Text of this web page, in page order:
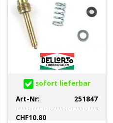
sofort lieferbar
Art-Nr:
251847
CHF10.80